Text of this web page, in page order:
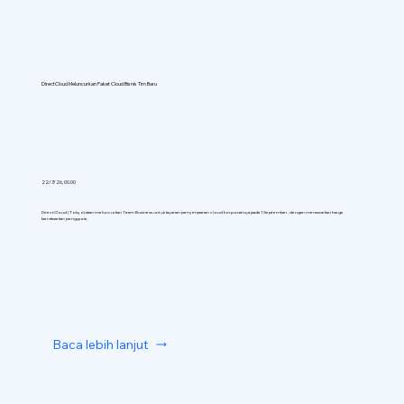
DirectCloud Meluncurkan Paket Cloud Bisnis Tim Baru
22/7/26, 00.00
DirectCloud (Tokyo) akan meluncurkan Team Business untuk layanan penyimpanan cloud korporatnya pada 1 September, dengan menawarkan harga
berdasarkan pengguna.
Baca lebih lanjut